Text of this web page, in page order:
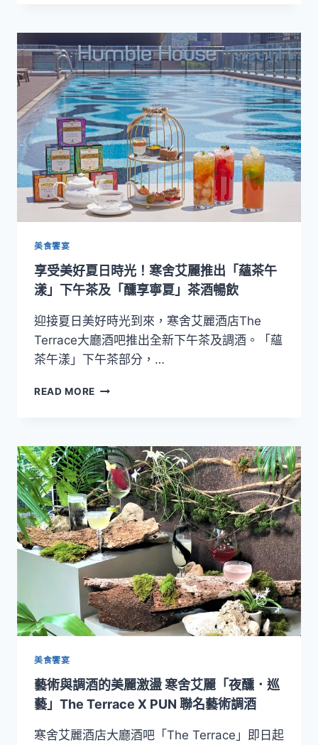
裡
的
法
國
手
工
甜
點
X
唐
寧
茶！
台
希
爾
格
芮
精
選
店
日
食
光」
甜
蜜
午
茶
組
美食饗宴
享受美好夏日時光！寒舍艾麗推出「蘊茶午
漾」下午茶及「醺享寧夏」茶酒暢飲
迎接夏日美好時光到來，寒舍艾麗酒店The
Terrace大廳酒吧推出全新下午茶及調酒。「蘊
茶午漾」下午茶部分，…
READ MORE 享
夏
日
時
光！
寒
舍
艾
麗
推
出
「蘊
茶
午
茶
及
享
美食饗宴
藝術與調酒的美麗激盪 寒舍艾麗「夜醺．巡
藝」The Terrace X PUN 聯名藝術調酒
寒舍艾麗酒店大廳酒吧「The Terrace」即日起